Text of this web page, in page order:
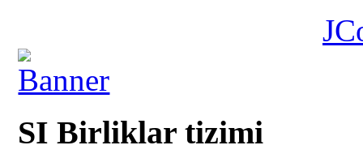
SI Birliklar tizimi